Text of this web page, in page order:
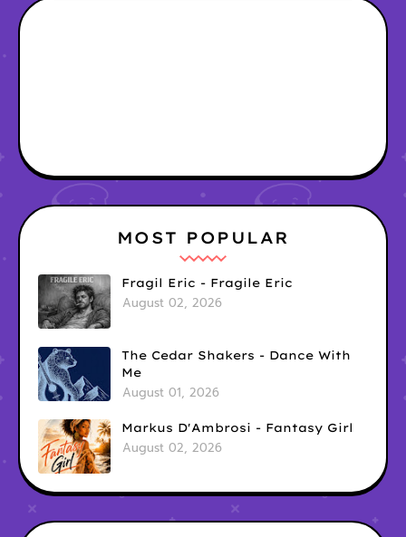
MOST POPULAR
Fragil Eric - Fragile Eric
August 02, 2026
The Cedar Shakers - Dance With
Me
August 01, 2026
Markus D'Ambrosi - Fantasy Girl
August 02, 2026